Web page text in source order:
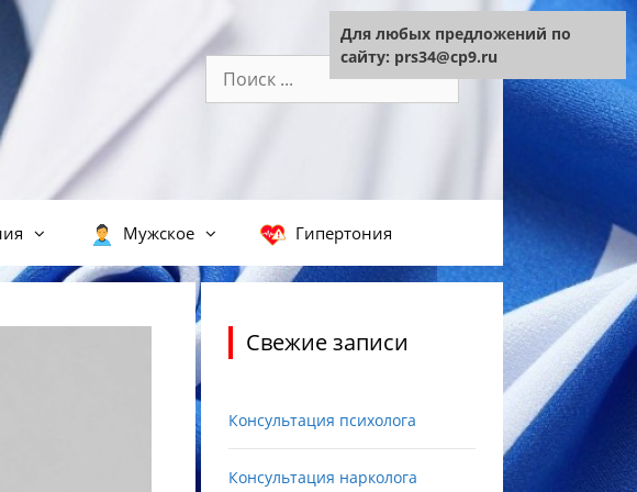
Поиск:
Мужское Гипертония
Свежие записи
Консультация психолога
Консультация нарколога
Для любых предложений по
сайту: prs34@cp9.ru